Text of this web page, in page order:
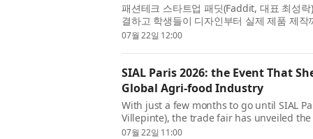
패션테크 스타트업 패딧(Faddit, 대표 최성
결하고 학생들이 디자인부터 실제 제품 제
을 운영하기 시작했다고 밝혔다. 이번 ...
07월 22일 12:00
SIAL Paris 2026: the Event That
Global Agri-food Industry
With just a few months to go until SIAL
Villepinte), the trade fair has unveiled
report, an international analysis
07월 22일 11:00